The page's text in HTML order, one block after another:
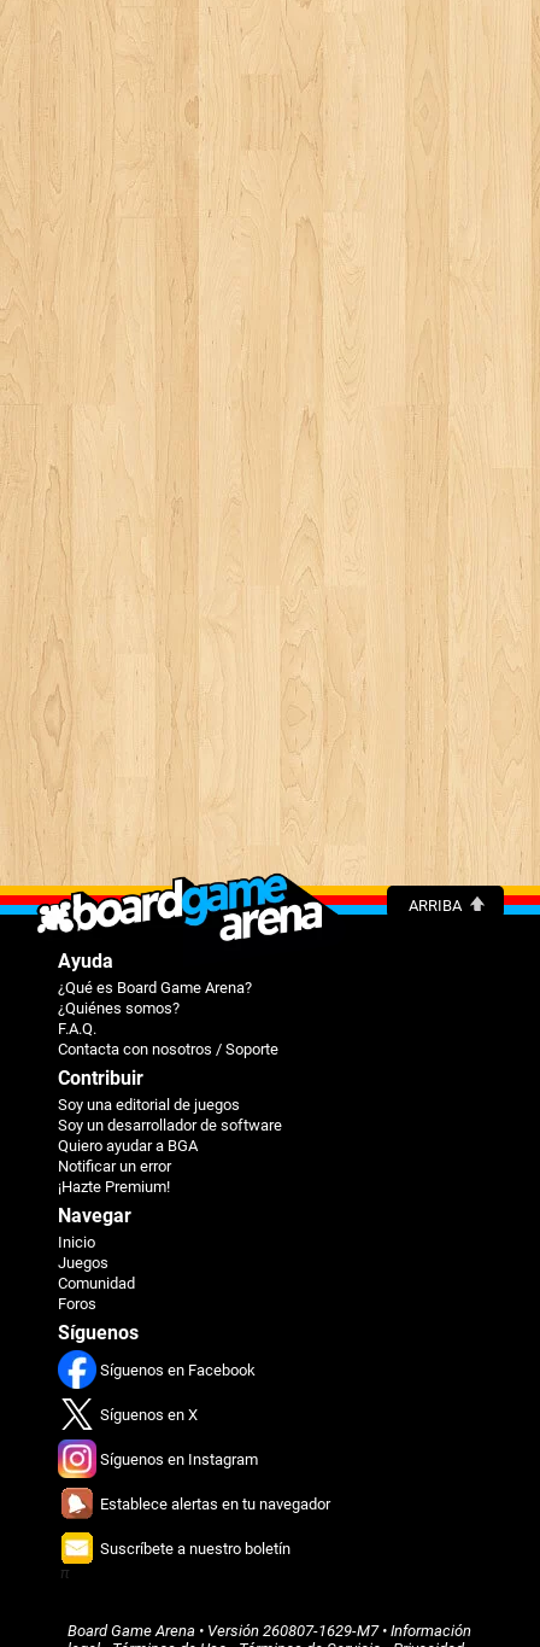
ARRIBA
Ayuda
¿Qué es Board Game Arena?
¿Quiénes somos?
F.A.Q.
Contacta con nosotros / Soporte
Contribuir
Soy una editorial de juegos
Soy un desarrollador de software
Quiero ayudar a BGA
Notificar un error
¡Hazte Premium!
Navegar
Inicio
Juegos
Comunidad
Foros
Síguenos
Síguenos en Facebook
Síguenos en X
Síguenos en Instagram
Establece alertas en tu navegador
Suscríbete a nuestro boletín
Board Game Arena • Versión260807-1629-M7•Información
π